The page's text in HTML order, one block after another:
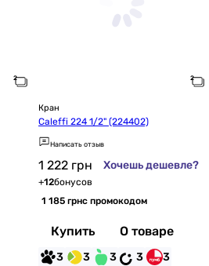
Кран
Caleffi 224 1/2" (224402)
Написать отзыв
1 222 грн Хочешь дешевле?
+12бонусов
1 185 грнс промокодом
Купить О товаре
3 3 3 3 3